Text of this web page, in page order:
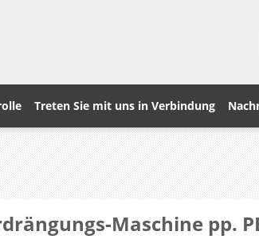
Treten Sie mit uns in Verbindung
Maschine pp.